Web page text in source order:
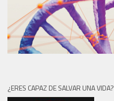
¿ERES CAPAZ DE SALVAR UNA VIDA?